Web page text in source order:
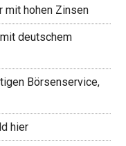
mit hohen Zinsen
deutschem
Börsenservice,
hier